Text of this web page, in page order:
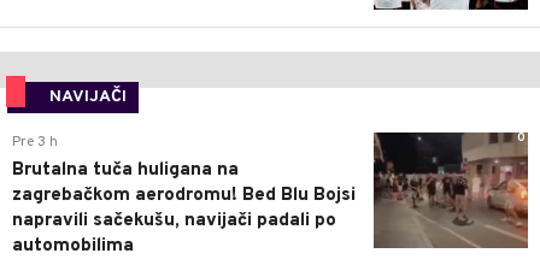
NAVIJAČI
0
Pre 3 h
Brutalna tuča huligana na
zagrebačkom aerodromu! Bed Blu Bojsi
napravili sačekušu, navijači padali po
automobilima